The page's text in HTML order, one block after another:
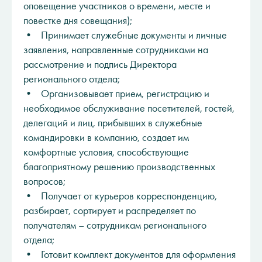
оповещение участников о времени, месте и
повестке дня совещания);
• Принимает служебные документы и личные
заявления, направленные сотрудниками на
рассмотрение и подпись Директора
регионального отдела;
• Организовывает прием, регистрацию и
необходимое обслуживание посетителей, гостей,
делегаций и лиц, прибывших в служебные
командировки в компанию, создает им
комфортные условия, способствующие
благоприятному решению производственных
вопросов;
• Получает от курьеров корреспонденцию,
разбирает, сортирует и распределяет по
получателям – сотрудникам регионального
отдела;
• Готовит комплект документов для оформления